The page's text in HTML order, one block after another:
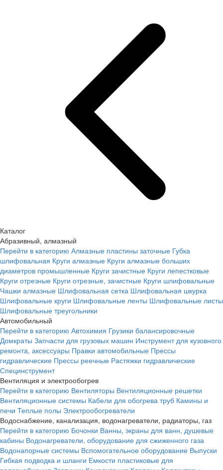
Каталог
Абразивный, алмазный
Перейти в категорию Алмазные пластины заточные Губка
шлифовальная Круги алмазные Круги алмазные больших
диаметров промышленные Круги зачистные Круги лепестковые
Круги отрезные Круги отрезные, зачистные Круги шлифовальные
Чашки алмазные Шлифовальная сетка Шлифовальная шкурка
Шлифовальные круги Шлифовальные ленты Шлифовальные листы
Шлифовальные треугольники
Автомобильный
Перейти в категорию Автохимия Грузики балансировочные
Домкраты Запчасти для грузовых машин Инструмент для кузовного
ремонта, аксессуары Правки автомобильные Прессы
гидравлические Прессы реечные Растяжки гидравлические
Специнструмент
Вентиляция и электрообогрев
Перейти в категорию Вентиляторы Вентиляционные решетки
Вентиляционные системы Кабели для обогрева труб Камины и
печи Теплые полы Электрообогреватели
Водоснабжение, канализация, водонагреватели, радиаторы, газ
Перейти в категорию Бочонки Ванны, экраны для ванн, душевые
кабины Водонагреватели, оборудование для сжиженного газа
Водонапорные системы Вспомогательное оборудование Выпуски
Гибкая подводка и шланги Емкости пластиковые для